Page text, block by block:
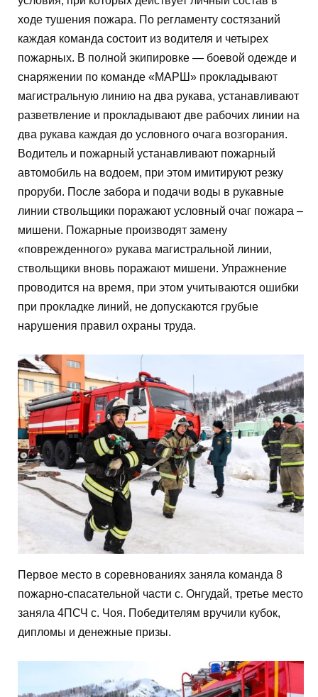
ходе тушения пожара. По регламенту состязаний
каждая команда состоит из водителя и четырех
пожарных. В полной экипировке — боевой одежде и
снаряжении по команде «МАРШ» прокладывают
магистральную линию на два рукава, устанавливают
разветвление и прокладывают две рабочих линии на
два рукава каждая до условного очага возгорания.
Водитель и пожарный устанавливают пожарный
автомобиль на водоем, при этом имитируют резку
проруби. После забора и подачи воды в рукавные
линии ствольщики поражают условный очаг пожара –
мишени. Пожарные производят замену
«поврежденного» рукава магистральной линии,
ствольщики вновь поражают мишени. Упражнение
проводится на время, при этом учитываются ошибки
при прокладке линий, не допускаются грубые
нарушения правил охраны труда.
Первое место в соревнованиях заняла команда 8
пожарно-спасательной части с. Онгудай, третье место
заняла 4ПСЧ с. Чоя. Победителям вручили кубок,
дипломы и денежные призы.